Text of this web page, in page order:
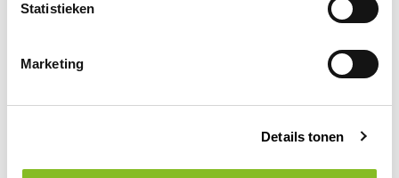
Statistieken
Marketing
Details tonen